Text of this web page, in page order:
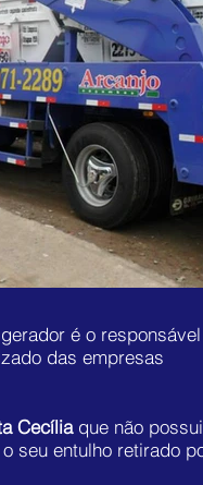
é o
das empresas
Cecíliaque não
seu entulho retirado